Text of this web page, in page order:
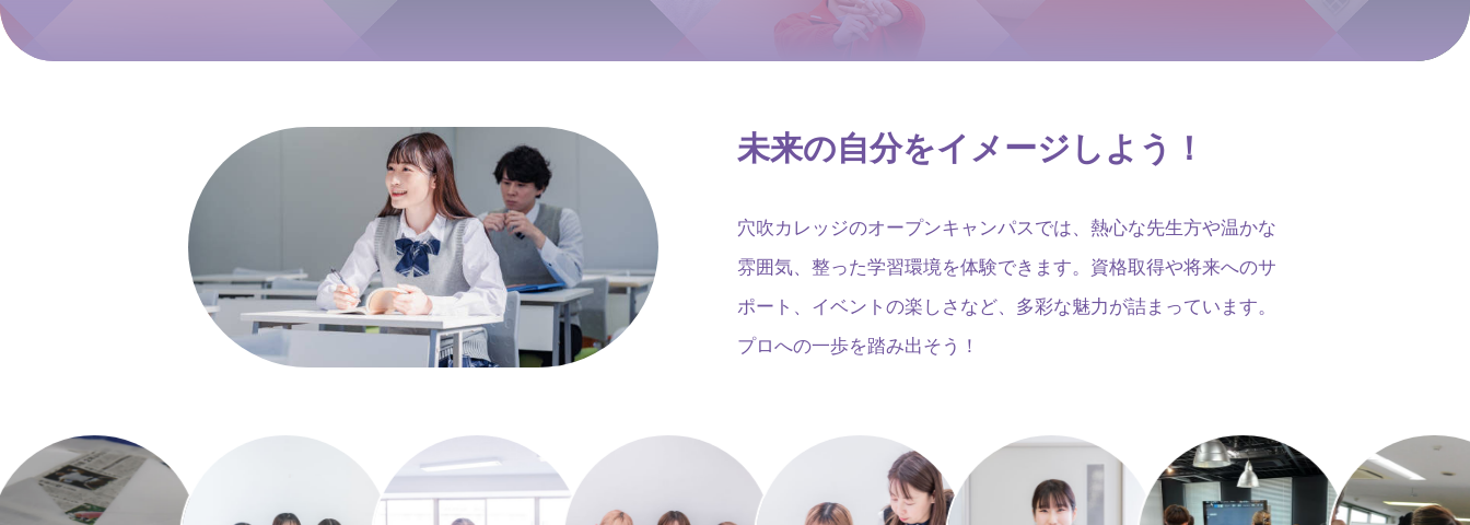
未来の自分をイメージしよう！
穴吹カレッジのオープンキャンパスでは、熱心な先生方や温かな
雰囲気、整った学習環境を体験できます。資格取得や将来へのサ
ポート、イベントの楽しさなど、多彩な魅力が詰まっています。
プロへの一歩を踏み出そう！